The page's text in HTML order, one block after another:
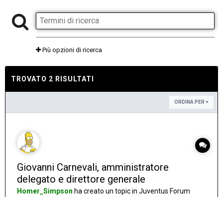
Più opzioni di ricerca
TROVATO 2 RISULTATI
ORDINA PER
Giovanni Carnevali, amministratore
delegato e direttore generale
Homer_Simpson ha creato un topic in Juventus Forum